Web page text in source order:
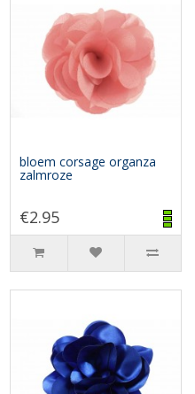
bloem corsage organza
zalmroze
€2.95